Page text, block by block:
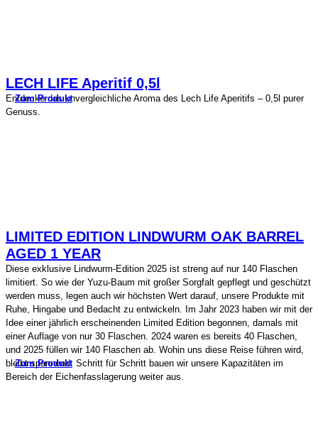
LECH LIFE Aperitif 0,5l
Entdecke das unvergleichliche Aroma des Lech Life Aperitifs – 0,5l purer
Genuss.
Zum Produkt
LIMITED EDITION LINDWURM OAK BARREL
AGED 1 YEAR
Diese exklusive Lindwurm-Edition 2025 ist streng auf nur 140 Flaschen
limitiert. So wie der Yuzu-Baum mit großer Sorgfalt gepflegt und geschützt
werden muss, legen auch wir höchsten Wert darauf, unsere Produkte mit
Ruhe, Hingabe und Bedacht zu entwickeln. Im Jahr 2023 haben wir mit der
Idee einer jährlich erscheinenden Limited Edition begonnen, damals mit
einer Auflage von nur 30 Flaschen. 2024 waren es bereits 40 Flaschen,
und 2025 füllen wir 140 Flaschen ab. Wohin uns diese Reise führen wird,
bleibt spannend. Schritt für Schritt bauen wir unsere Kapazitäten im
Bereich der Eichenfasslagerung weiter aus.
Zum Produkt